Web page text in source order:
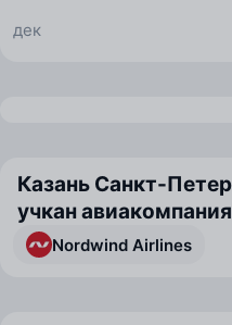
дек
Казань Санкт-
учкан
Nordwind Airlines